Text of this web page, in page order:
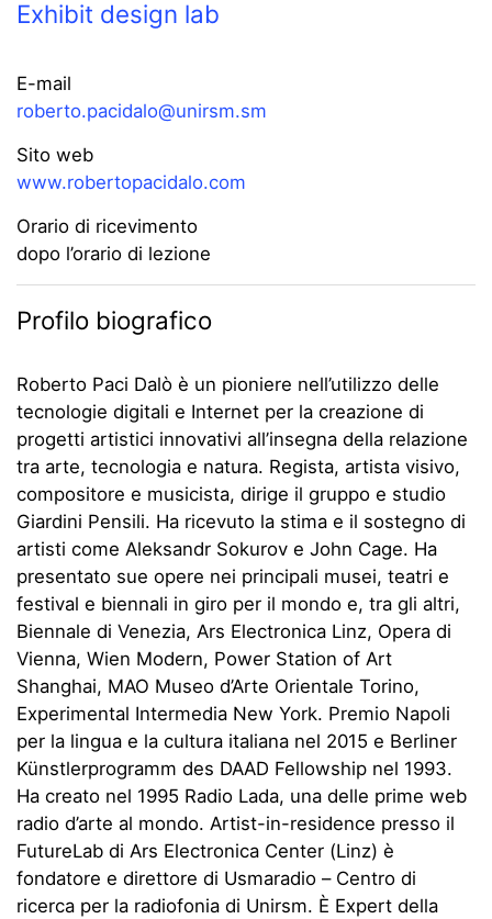
Exhibit design lab
E-mail
roberto.pacidalo@unirsm.sm
Sito web
www.robertopacidalo.com
Orario di ricevimento
dopo l’orario di lezione
Profilo biografico
Roberto Paci Dalò è un pioniere nell’utilizzo delle
tecnologie digitali e Internet per la creazione di
progetti artistici innovativi all’insegna della relazione
tra arte, tecnologia e natura. Regista, artista visivo,
compositore e musicista, dirige il gruppo e studio
Giardini Pensili. Ha ricevuto la stima e il sostegno di
artisti come Aleksandr Sokurov e John Cage. Ha
presentato sue opere nei principali musei, teatri e
festival e biennali in giro per il mondo e, tra gli altri,
Biennale di Venezia, Ars Electronica Linz, Opera di
Vienna, Wien Modern, Power Station of Art
Shanghai, MAO Museo d’Arte Orientale Torino,
Experimental Intermedia New York. Premio Napoli
per la lingua e la cultura italiana nel 2015 e Berliner
Künstlerprogramm des DAAD Fellowship nel 1993.
Ha creato nel 1995 Radio Lada, una delle prime web
radio d’arte al mondo. Artist-in-residence presso il
FutureLab di Ars Electronica Center (Linz) è
fondatore e direttore di Usmaradio – Centro di
ricerca per la radiofonia di Unirsm. È Expert della